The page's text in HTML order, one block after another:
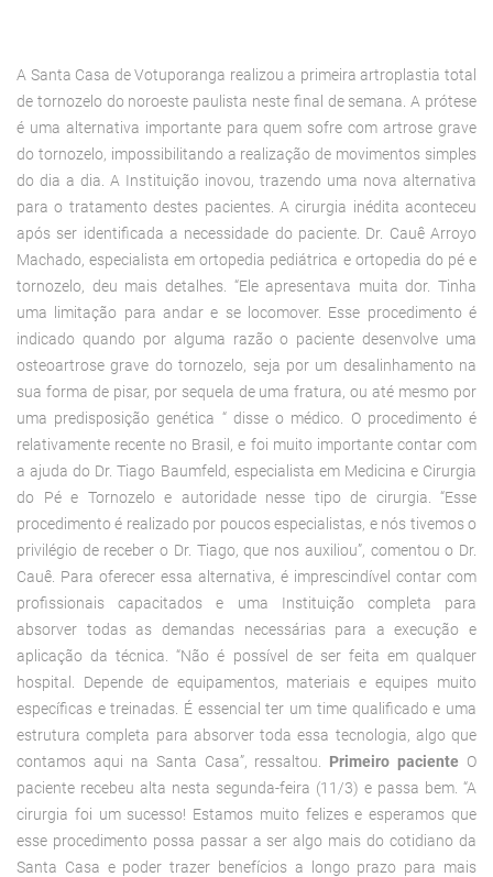
A Santa Casa de Votuporanga realizou a primeira artroplastia total
de tornozelo do noroeste paulista neste final de semana. A prótese
é uma alternativa importante para quem sofre com artrose grave
do tornozelo, impossibilitando a realização de movimentos simples
do dia a dia. A Instituição inovou, trazendo uma nova alternativa
para o tratamento destes pacientes. A cirurgia inédita aconteceu
após ser identificada a necessidade do paciente. Dr. Cauê Arroyo
Machado, especialista em ortopedia pediátrica e ortopedia do pé e
tornozelo, deu mais detalhes. “Ele apresentava muita dor. Tinha
uma limitação para andar e se locomover. Esse procedimento é
indicado quando por alguma razão o paciente desenvolve uma
osteoartrose grave do tornozelo, seja por um desalinhamento na
sua forma de pisar, por sequela de uma fratura, ou até mesmo por
uma predisposição genética “ disse o médico. O procedimento é
relativamente recente no Brasil, e foi muito importante contar com
a ajuda do Dr. Tiago Baumfeld, especialista em Medicina e Cirurgia
do Pé e Tornozelo e autoridade nesse tipo de cirurgia. “Esse
procedimento é realizado por poucos especialistas, e nós tivemos o
privilégio de receber o Dr. Tiago, que nos auxiliou”, comentou o Dr.
Cauê. Para oferecer essa alternativa, é imprescindível contar com
profissionais capacitados e uma Instituição completa para
absorver todas as demandas necessárias para a execução e
aplicação da técnica. “Não é possível de ser feita em qualquer
hospital. Depende de equipamentos, materiais e equipes muito
específicas e treinadas. É essencial ter um time qualificado e uma
estrutura completa para absorver toda essa tecnologia, algo que
contamos aqui na Santa Casa”, ressaltou. Primeiro paciente O
paciente recebeu alta nesta segunda-feira (11/3) e passa bem. “A
cirurgia foi um sucesso! Estamos muito felizes e esperamos que
esse procedimento possa passar a ser algo mais do cotidiano da
Santa Casa e poder trazer benefícios a longo prazo para mais